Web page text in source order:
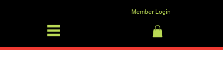
Log In
Member Login